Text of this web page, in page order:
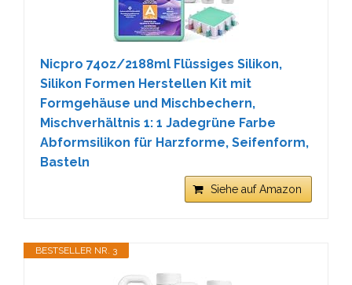
Nicpro 74oz/2188ml Flüssiges Silikon,
Silikon Formen Herstellen Kit mit
Formgehäuse und Mischbechern,
Mischverhältnis 1: 1 Jadegrüne Farbe
Abformsilikon für Harzforme, Seifenform,
Basteln
Siehe auf Amazon
BESTSELLER NR. 3